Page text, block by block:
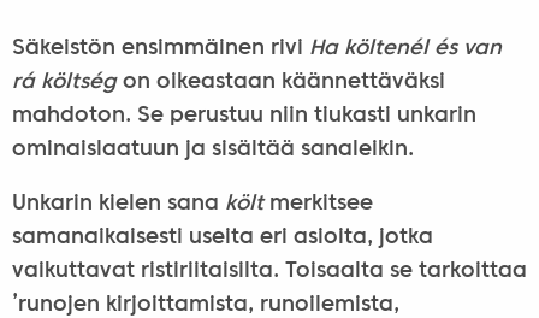
Säkeistön ensimmäinen rivi Ha költenél és van
rá költség on oikeastaan käännettäväksi
mahdoton. Se perustuu niin tiukasti unkarin
ominaislaatuun ja sisältää sanaleikin.
Unkarin kielen sana költ merkitsee
samanaikaisesti useita eri asioita, jotka
vaikuttavat ristiriitaisilta. Toisaalta se tarkoittaa
’runojen kirjoittamista, runoilemista,